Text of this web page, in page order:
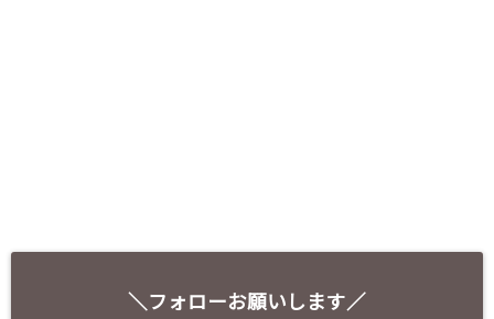
＼フォローお願いします／